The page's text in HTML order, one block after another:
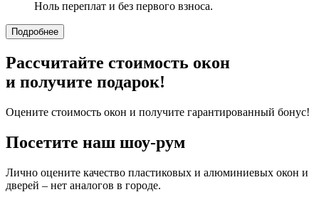
Ноль переплат и без первого взноса.
Подробнее
Рассчитайте стоимость окон
и получите подарок!
Оцените стоимость окон и получите гарантированный бонус!
Посетите наш шоу-рум
Лично оцените качество пластиковых и алюминиевых окон и
дверей – нет аналогов в городе.